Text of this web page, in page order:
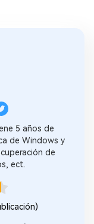
5 años de
de Windows y
de
ect.